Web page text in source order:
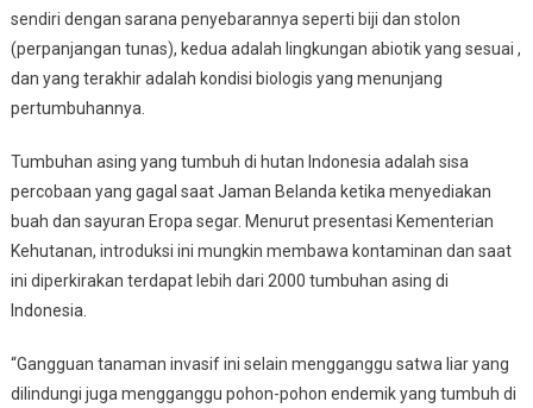
sendiri dengan sarana penyebarannya seperti biji dan stolon
(perpanjangan tunas), kedua adalah lingkungan abiotik yang sesuai ,
dan yang terakhir adalah kondisi biologis yang menunjang
pertumbuhannya.
Tumbuhan asing yang tumbuh di hutan Indonesia adalah sisa
percobaan yang gagal saat Jaman Belanda ketika menyediakan
buah dan sayuran Eropa segar. Menurut presentasi Kementerian
Kehutanan, introduksi ini mungkin membawa kontaminan dan saat
ini diperkirakan terdapat lebih dari 2000 tumbuhan asing di
Indonesia.
“Gangguan tanaman invasif ini selain mengganggu satwa liar yang
dilindungi juga mengganggu pohon-pohon endemik yang tumbuh di